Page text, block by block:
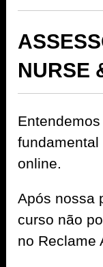
NURSE
online.
Após nossa
curso não
no Reclame